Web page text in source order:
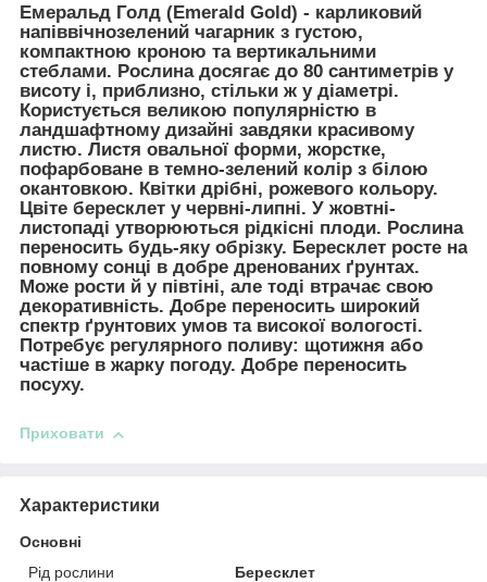
Емеральд Голд (Emerald Gold) - карликовий
напіввічнозелений чагарник з густою,
компактною кроною та вертикальними
стеблами. Рослина досягає до 80 сантиметрів у
висоту і, приблизно, стільки ж у діаметрі.
Користується великою популярністю в
ландшафтному дизайні завдяки красивому
листю. Листя овальної форми, жорстке,
пофарбоване в темно-зелений колір з білою
окантовкою. Квітки дрібні, рожевого кольору.
Цвіте бересклет у червні-липні. У жовтні-
листопаді утворюються рідкісні плоди. Рослина
переносить будь-яку обрізку. Бересклет росте на
повному сонці в добре дренованих ґрунтах.
Може рости й у півтіні, але тоді втрачає свою
декоративність. Добре переносить широкий
спектр ґрунтових умов та високої вологості.
Потребує регулярного поливу: щотижня або
частіше в жарку погоду. Добре переносить
посуху.
Приховати
Характеристики
Основні
Рід рослини
Бересклет